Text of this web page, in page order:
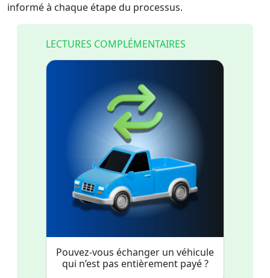
informé à chaque étape du processus.
LECTURES COMPLÉMENTAIRES
Pouvez-vous échanger un véhicule
qui n’est pas entièrement payé ?